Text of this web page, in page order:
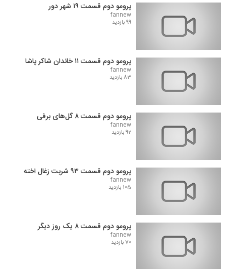
پرومو دوم قسمت ۱۹ شهر دور
fannew
99 بازدید
پرومو دوم قسمت ۱۱ خاندان شاکر پاشا
fannew
83 بازدید
پرومو دوم قسمت ۸ گل‌های برفی
fannew
92 بازدید
پرومو دوم قسمت ۹۳ شربت زغال اخته
fannew
105 بازدید
پرومو دوم قسمت ۸ یک روز دیگر
fannew
70 بازدید